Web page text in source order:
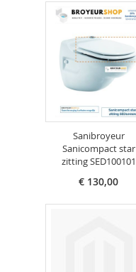
Sanibroyeur
Sanicompact star
zitting SED100101
€ 130,00